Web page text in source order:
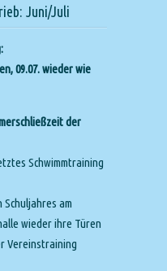
Juni/Juli
09.07. wieder wie
der
Schwimmtraining
am
wieder ihre Türen
Vereinstraining